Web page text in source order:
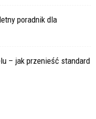
poradnik dla
– jak przenieść standard